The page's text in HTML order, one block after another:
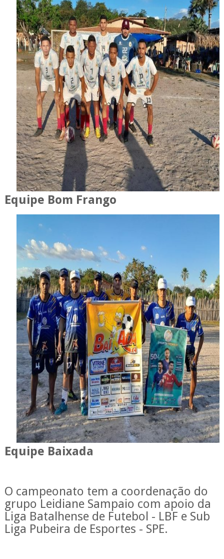
Equipe Bom Frango
Equipe Baixada
O campeonato tem a coordenação do
grupo Leidiane Sampaio com apoio da
Liga Batalhense de Futebol - LBF e Sub
Liga Pubeira de Esportes - SPE.